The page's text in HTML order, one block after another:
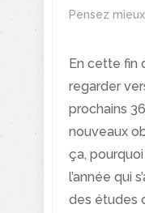
Pensez mieux
En cette fin
regarder
prochains
nouveaux
ça,
l’année qui
des études